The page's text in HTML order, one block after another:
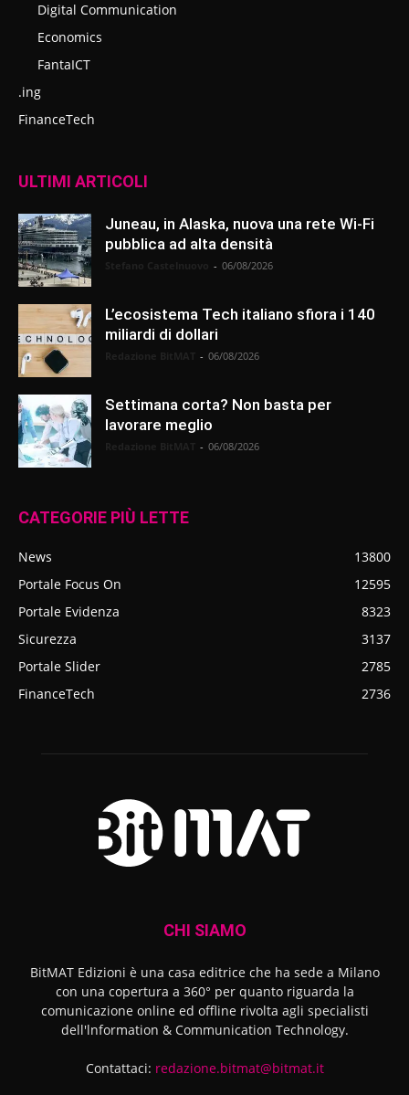
Digital Communication
Economics
FantaICT
.ing
FinanceTech
ULTIMI ARTICOLI
Juneau, in Alaska, nuova una rete Wi-Fi
pubblica ad alta densità
- 06/08/2026
L’ecosistema Tech italiano sfiora i 140
miliardi di dollari
- 06/08/2026
Settimana corta? Non basta per
lavorare meglio
- 06/08/2026
CATEGORIE PIÙ LETTE
News
13800
Portale Focus On
12595
Portale Evidenza
8323
Sicurezza
3137
Portale Slider
2785
FinanceTech
2736
CHI SIAMO
BitMAT Edizioni è una casa editrice che ha sede a Milano
con una copertura a 360° per quanto riguarda la
comunicazione online ed offline rivolta agli specialisti
dell'lnformation & Communication Technology.
Contattaci: redazione.bitmat@bitmat.it